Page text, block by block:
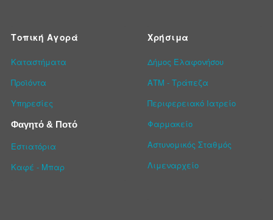
Τοπική Αγορά
Καταστήματα
Προϊόντα
Υπηρεσίες
Φαγητό & Ποτό
Εστιατόρια
Καφέ - Μπαρ
Χρήσιμα
Δήμος Ελαφονήσου
ΑΤΜ - Τράπεζα
Περιφερειακό Ιατρείο
Φαρμακείο
Αστυνομικός Σταθμός
Λιμεναρχείο